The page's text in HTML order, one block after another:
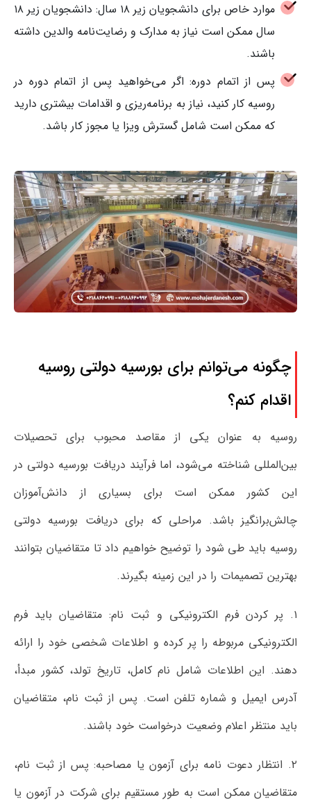
موارد خاص برای دانشجویان زیر ۱۸ سال: دانشجویان زیر ۱۸
سال ممکن است نیاز به مدارک و رضایت‌نامه والدین داشته
باشند.
پس از اتمام دوره: اگر می‌خواهید پس از اتمام دوره در
روسیه کار کنید، نیاز به برنامه‌ریزی و اقدامات بیشتری دارید
که ممکن است شامل گسترش ویزا یا مجوز کار باشد.
چگونه می‌توانم برای بورسیه دولتی روسیه
اقدام کنم؟
روسیه به عنوان یکی از مقاصد محبوب برای تحصیلات
بین‌المللی شناخته می‌شود، اما فرآیند دریافت بورسیه دولتی در
این کشور ممکن است برای بسیاری از دانش‌آموزان
چالش‌برانگیز باشد. مراحلی که برای دریافت بورسیه دولتی
روسیه باید طی شود را توضیح خواهیم داد تا متقاضیان بتوانند
بهترین تصمیمات را در این زمینه بگیرند.
۱. پر کردن فرم الکترونیکی و ثبت نام: متقاضیان باید فرم
الکترونیکی مربوطه را پر کرده و اطلاعات شخصی خود را ارائه
دهند. این اطلاعات شامل نام کامل، تاریخ تولد، کشور مبدأ،
آدرس ایمیل و شماره تلفن است. پس از ثبت نام، متقاضیان
باید منتظر اعلام وضعیت درخواست خود باشند.
۲. انتظار دعوت نامه برای آزمون یا مصاحبه: پس از ثبت نام،
متقاضیان ممکن است به طور مستقیم برای شرکت در آزمون یا